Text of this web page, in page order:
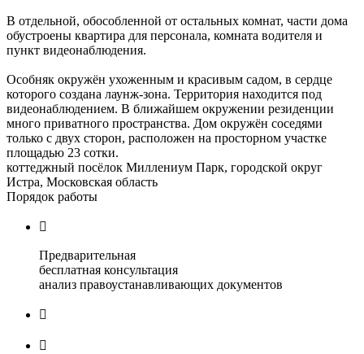
В отдельной, обособленной от остальных комнат, части дома
обустроены квартира для персонала, комната водителя и
пункт видеонаблюдения.
Особняк окружён ухоженным и красивым садом, в сердце
которого создана лаунж-зона. Территория находится под
видеонаблюдением. В ближайшем окружении резиденции
много приватного пространства. Дом окружён соседями
только с двух сторон, расположен на просторном участке
площадью 23 сотки.
коттеджный посёлок Миллениум Парк, городской округ
Истра, Московская область
Порядок работы

Предварительная
бесплатная консультация
анализ правоустанавливающих документов

